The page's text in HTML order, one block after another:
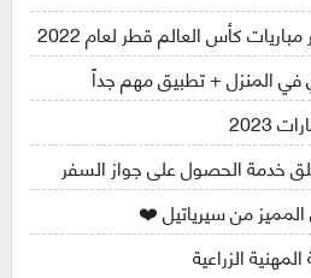
كأس العالم قطر لعام 2022
في المنزل + تطبيق مهم جداً
خدمة الحصول على جواز السفر
من سيرياتيل ❤️
الزراعية